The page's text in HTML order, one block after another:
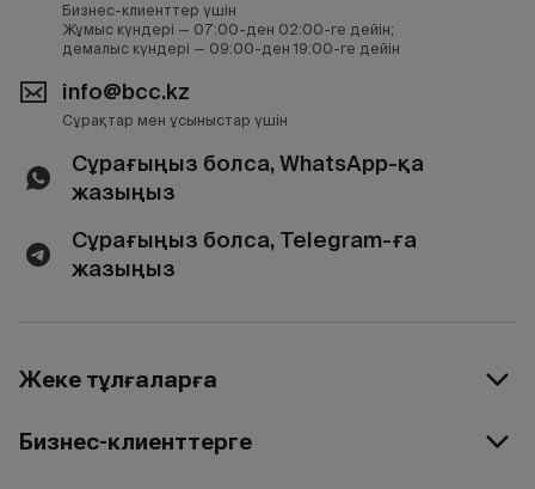
Бизнес-клиенттер үшін
Жұмыс күндері — 07:00-ден 02:00-ге дейін;
демалыс күндері — 09:00-ден 19:00-ге дейін
info@bcc.kz
Сұрақтар мен ұсыныстар үшін
Сұрағыңыз болса, WhatsApp-қа
жазыңыз
Сұрағыңыз болса, Telegram-ға
жазыңыз
Жеке тұлғаларға
Бизнес-клиенттерге